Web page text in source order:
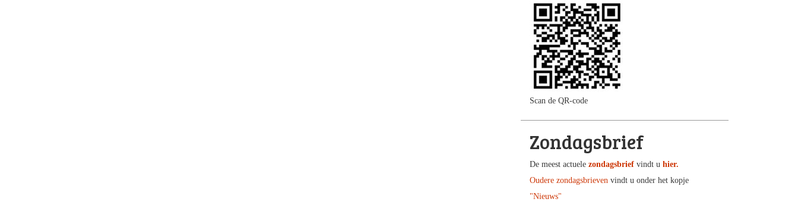
Scan de QR-code
Zondagsbrief
De meest actuele zondagsbrief vindt u hier.
Oudere zondagsbrieven vindt u onder het kopje
"Nieuws"